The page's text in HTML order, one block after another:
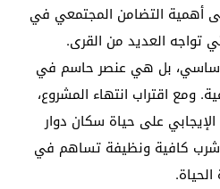
أهمية التضامن المجتمعي في
تواجه العديد من القرى.
أساسي، بل هي عنصر حاسم في
ومع اقتراب انتهاء المشروع،
على حياة سكان دوار
شرب كافية ونظيفة تساهم في